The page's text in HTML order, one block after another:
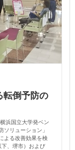
転倒予防の
浜国立大学発ベン
リューション」
よる改善効果を検
、堺市）および